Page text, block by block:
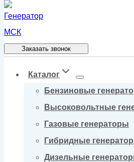
Заказать звонок
Каталог
Бензиновые
Высоковольтные
Газовые генераторы
Гибридные
Дизельные